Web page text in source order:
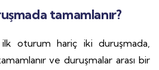
tamamlanır?
oturum hariç iki duruşmada,
ve duruşmalar arası bir